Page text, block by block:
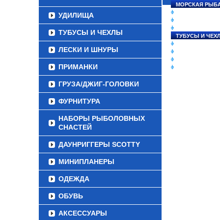
УДИЛИЩА
ТУБУСЫ И ЧЕХЛЫ
ЛЕСКИ И ШНУРЫ
ПРИМАНКИ
ГРУЗА/ДЖИГ-ГОЛОВКИ
ФУРНИТУРА
НАБОРЫ РЫБОЛОВНЫХ
СНАСТЕЙ
ДАУНРИГГЕРЫ SCOTTY
МИНИПЛАНЕРЫ
ОДЕЖДА
ОБУВЬ
АКСЕССУАРЫ
МОРСКАЯ
ТУБУСЫ И